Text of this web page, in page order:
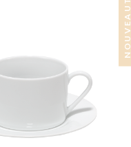
NOUVEAUTÉ